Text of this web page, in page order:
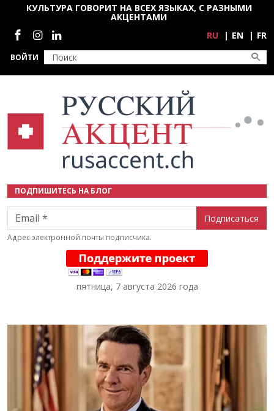
Перейти к основному содержанию
ВОЙТИ
КУЛЬТУРА ГОВОРИТ НА ВСЕХ ЯЗЫКАХ, С РАЗНЫМИ
АКЦЕНТАМИ
Социальные сети
RU EN FR
ПОДПИШИТЕСЬ НА БЛОГ
Email
Адрес электронной почты подписчика.
пятница, 7 августа 2026 года